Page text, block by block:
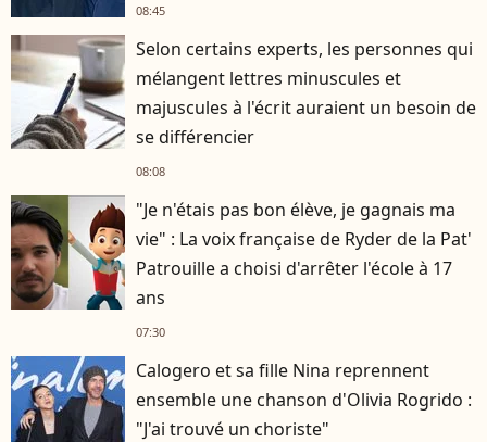
08:45
Selon certains experts, les personnes qui
mélangent lettres minuscules et
majuscules à l'écrit auraient un besoin de
se différencier
08:08
"Je n'étais pas bon élève, je gagnais ma
vie" : La voix française de Ryder de la Pat'
Patrouille a choisi d'arrêter l'école à 17
ans
07:30
Calogero et sa fille Nina reprennent
ensemble une chanson d'Olivia Rogrido :
"J'ai trouvé un choriste"